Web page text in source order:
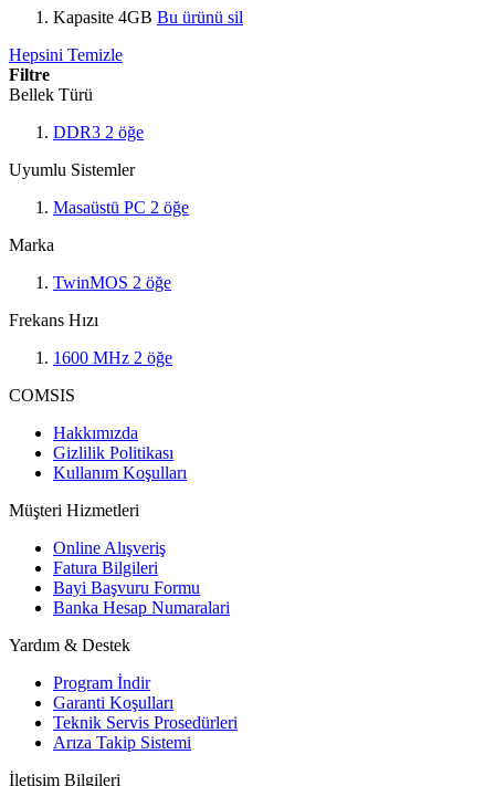
Kapasite 4GB Bu ürünü sil
Hepsini Temizle
Filtre
Bellek Türü
DDR3 2 öğe
Uyumlu Sistemler
Masaüstü PC 2 öğe
Marka
TwinMOS 2 öğe
Frekans Hızı
1600 MHz 2 öğe
COMSIS
Hakkımızda
Gizlilik Politikası
Kullanım Koşulları
Müşteri Hizmetleri
Online Alışveriş
Fatura Bilgileri
Bayi Başvuru Formu
Banka Hesap Numaralari
Yardım & Destek
Program İndir
Garanti Koşulları
Teknik Servis Prosedürleri
Arıza Takip Sistemi
İletişim Bilgileri